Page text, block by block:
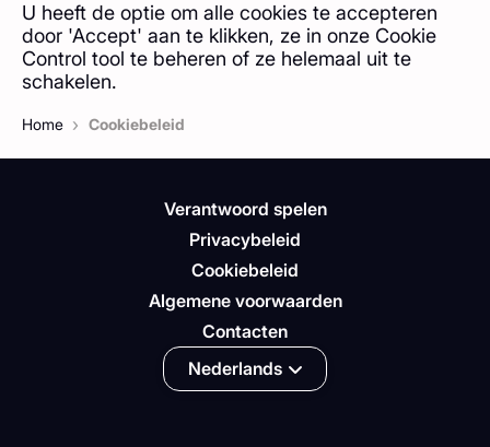
U heeft de optie om alle cookies te accepteren
door 'Accept' aan te klikken, ze in onze Cookie
Control tool te beheren of ze helemaal uit te
schakelen.
Home › Cookiebeleid
Verantwoord spelen
Privacybeleid
Cookiebeleid
Algemene voorwaarden
Contacten
Nederlands